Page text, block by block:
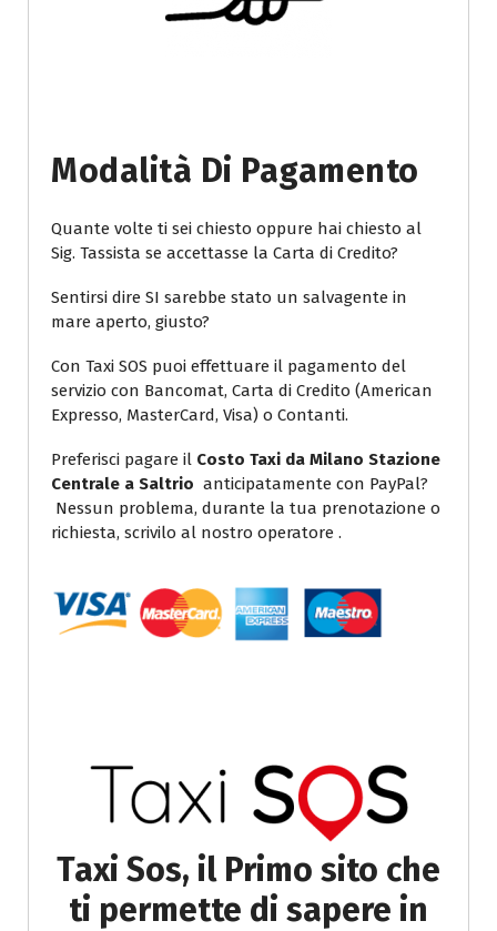
Modalità Di Pagamento
Quante volte ti sei chiesto oppure hai chiesto al
Sig. Tassista se accettasse la Carta di Credito?
Sentirsi dire SI sarebbe stato un salvagente in
mare aperto, giusto?
Con Taxi SOS puoi effettuare il pagamento del
servizio con Bancomat, Carta di Credito (American
Expresso, MasterCard, Visa) o Contanti.
Preferisci pagare il Costo Taxi da Milano Stazione
Centrale a Saltrio anticipatamente con PayPal?
Nessun problema, durante la tua prenotazione o
richiesta, scrivilo al nostro operatore .
Taxi Sos, il Primo sito che
ti permette di sapere in